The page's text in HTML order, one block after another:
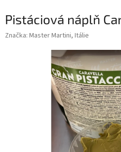
Pistáciová náplň
Značka: Master Martini, Itálie